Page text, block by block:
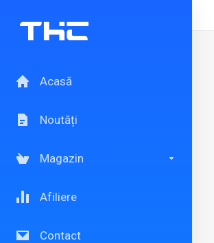
Acasă
Noutăți
Magazin
Afiliere
Contact